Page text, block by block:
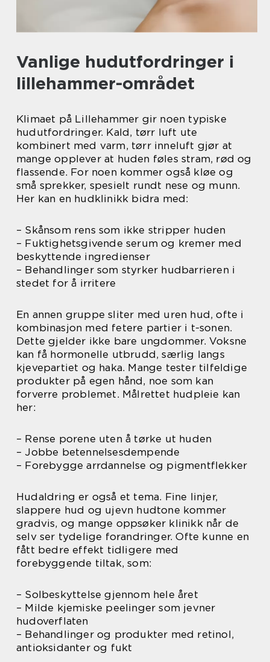
Vanlige hudutfordringer i
lillehammer-området
Klimaet på Lillehammer gir noen typiske
hudutfordringer. Kald, tørr luft ute
kombinert med varm, tørr inneluft gjør at
mange opplever at huden føles stram, rød og
flassende. For noen kommer også kløe og
små sprekker, spesielt rundt nese og munn.
Her kan en hudklinikk bidra med:
– Skånsom rens som ikke stripper huden
– Fuktighetsgivende serum og kremer med
beskyttende ingredienser
– Behandlinger som styrker hudbarrieren i
stedet for å irritere
En annen gruppe sliter med uren hud, ofte i
kombinasjon med fetere partier i t-sonen.
Dette gjelder ikke bare ungdommer. Voksne
kan få hormonelle utbrudd, særlig langs
kjevepartiet og haka. Mange tester tilfeldige
produkter på egen hånd, noe som kan
forverre problemet. Målrettet hudpleie kan
her:
– Rense porene uten å tørke ut huden
– Jobbe betennelsesdempende
– Forebygge arrdannelse og pigmentflekker
Hudaldring er også et tema. Fine linjer,
slappere hud og ujevn hudtone kommer
gradvis, og mange oppsøker klinikk når de
selv ser tydelige forandringer. Ofte kunne en
fått bedre effekt tidligere med
forebyggende tiltak, som:
– Solbeskyttelse gjennom hele året
– Milde kjemiske peelinger som jevner
hudoverflaten
– Behandlinger og produkter med retinol,
antioksidanter og fukt